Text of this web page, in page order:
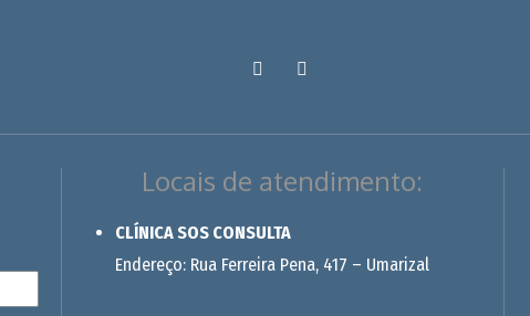
Locais de atendimento:
CLÍNICA SOS CONSULTA
Endereço: Rua Ferreira Pena, 417 – Umarizal